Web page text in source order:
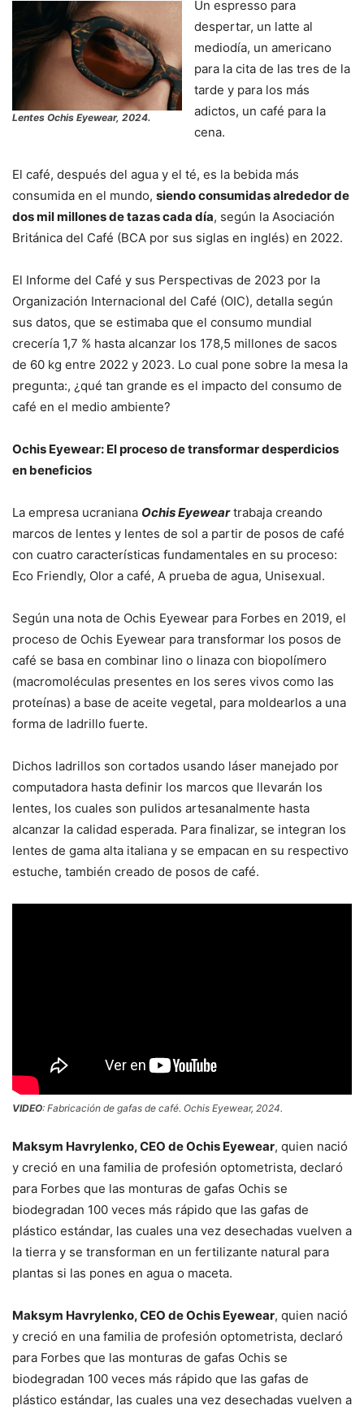
Lentes Ochis Eyewear, 2024.
Un espresso para
despertar, un latte al
mediodía, un americano
para la cita de las tres de la
tarde y para los más
adictos, un café para la
cena.
El café, después del agua y el té, es la bebida más
consumida en el mundo, siendo consumidas alrededor de
dos mil millones de tazas cada día, según la Asociación
Británica del Café (BCA por sus siglas en inglés) en 2022.
El Informe del Café y sus Perspectivas de 2023 por la
Organización Internacional del Café (OIC), detalla según
sus datos, que se estimaba que el consumo mundial
crecería 1,7 % hasta alcanzar los 178,5 millones de sacos
de 60 kg entre 2022 y 2023. Lo cual pone sobre la mesa la
pregunta:, ¿qué tan grande es el impacto del consumo de
café en el medio ambiente?
Ochis Eyewear: El proceso de transformar desperdicios
en beneficios
La empresa ucraniana Ochis Eyeweartrabaja creando
marcos de lentes y lentes de sol a partir de posos de café
con cuatro características fundamentales en su proceso:
Eco Friendly, Olor a café, A prueba de agua, Unisexual.
Según una nota de Ochis Eyewear para Forbes en 2019, el
proceso de Ochis Eyewear para transformar los posos de
café se basa en combinar lino o linaza con biopolímero
(macromoléculas presentes en los seres vivos como las
proteínas) a base de aceite vegetal, para moldearlos a una
forma de ladrillo fuerte.
Dichos ladrillos son cortados usando láser manejado por
computadora hasta definir los marcos que llevarán los
lentes, los cuales son pulidos artesanalmente hasta
alcanzar la calidad esperada. Para finalizar, se integran los
lentes de gama alta italiana y se empacan en su respectivo
estuche, también creado de posos de café.
VIDEO: Fabricación de gafas de café. Ochis Eyewear, 2024.
Maksym Havrylenko, CEO de Ochis Eyewear, quien nació
y creció en una familia de profesión optometrista, declaró
para Forbes que las monturas de gafas Ochis se
biodegradan 100 veces más rápido que las gafas de
plástico estándar, las cuales una vez desechadas vuelven a
la tierra y se transforman en un fertilizante natural para
plantas si las pones en agua o maceta.
Maksym Havrylenko, CEO de Ochis Eyewear, quien nació
y creció en una familia de profesión optometrista, declaró
para Forbes que las monturas de gafas Ochis se
biodegradan 100 veces más rápido que las gafas de
plástico estándar, las cuales una vez desechadas vuelven a